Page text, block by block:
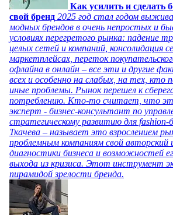
Как усилить и сделать
свой бренд 2025 год стал годом
модных брендов в очень непростых и
условиях перегретого рынка: падение
целых сетей и компаний, консолидация
маркетплейсах, переток
офлайна в онлайн – все эти и другие
всех и особенно на слабых, на тех, кто
иные проблемы. Рынок перешел к
потреблению. Кто-то считает, что
эксперт - бизнес-консультант по
стратегическому развитию для fashion-
Ткачева – называет это взрослением
проблемным компаниям свой
диагностики бизнеса и возможностей
выхода из кризиса. Этот инструмент
пирамидой зрелости бренда.